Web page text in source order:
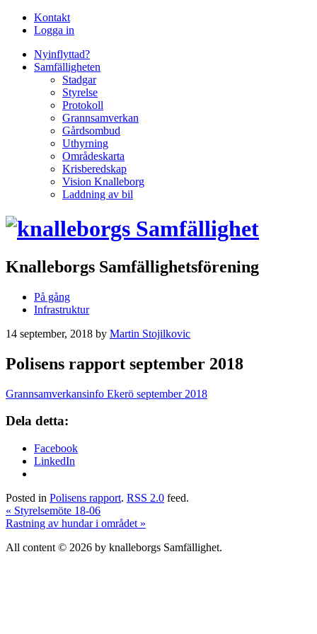
Kontakt
Logga in
Nyinflyttad?
Samfälligheten
Stadgar
Styrelse
Protokoll
Grannsamverkan
Gårdsombud
Uthyrning
Områdeskarta
Krisberedskap
Vision Knalleborg
Laddning av bil
Knalleborgs Samfällighetsförening
På gång
Infrastruktur
14 september, 2018 by Martin Stojilkovic
Polisens rapport september 2018
Grannsamverkansinfo Ekerö september 2018
Dela detta:
Facebook
LinkedIn
Posted in Polisens rapport. RSS 2.0 feed.
« Styrelsemöte 18-06
Rastning av hundar i området »
All content © 2026 by knalleborgs Samfällighet.